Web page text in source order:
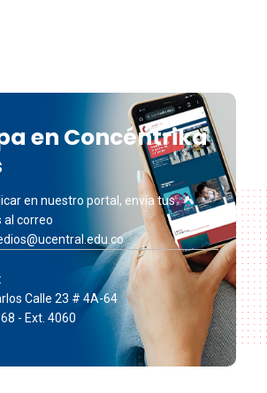
en Concéntrika
en nuestro portal, envía tus
al correo
Calle 23 # 4A-64
- Ext. 4060